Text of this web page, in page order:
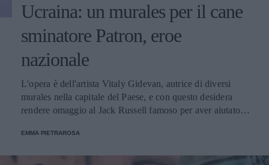
Ucraina: un murales per il cane
sminatore Patron, eroe
nazionale
L'opera è dell'artista Vitaly Gidevan, autrice di diversi
murales nella capitale del Paese, e con questo desidera
rendere omaggio al Jack Russell famoso per aver aiutato i
EMMA PIETRAROSA